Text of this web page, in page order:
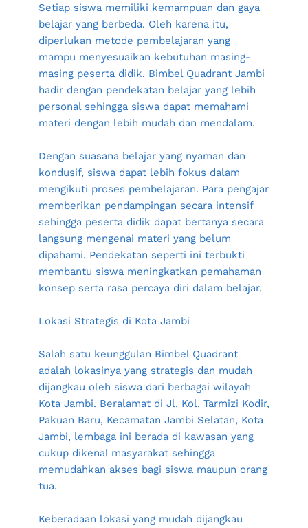
Setiap siswa memiliki kemampuan dan gaya
belajar yang berbeda. Oleh karena itu,
diperlukan metode pembelajaran yang
mampu menyesuaikan kebutuhan masing-
masing peserta didik. Bimbel Quadrant Jambi
hadir dengan pendekatan belajar yang lebih
personal sehingga siswa dapat memahami
materi dengan lebih mudah dan mendalam.
Dengan suasana belajar yang nyaman dan
kondusif, siswa dapat lebih fokus dalam
mengikuti proses pembelajaran. Para pengajar
memberikan pendampingan secara intensif
sehingga peserta didik dapat bertanya secara
langsung mengenai materi yang belum
dipahami. Pendekatan seperti ini terbukti
membantu siswa meningkatkan pemahaman
konsep serta rasa percaya diri dalam belajar.
Lokasi Strategis di Kota Jambi
Salah satu keunggulan Bimbel Quadrant
adalah lokasinya yang strategis dan mudah
dijangkau oleh siswa dari berbagai wilayah
Kota Jambi. Beralamat di Jl. Kol. Tarmizi Kodir,
Pakuan Baru, Kecamatan Jambi Selatan, Kota
Jambi, lembaga ini berada di kawasan yang
cukup dikenal masyarakat sehingga
memudahkan akses bagi siswa maupun orang
tua.
Keberadaan lokasi yang mudah dijangkau